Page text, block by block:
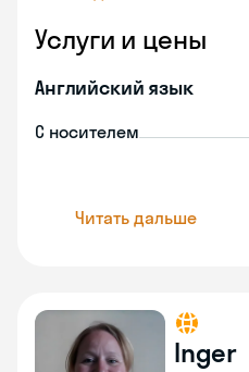
Услуги и цены
Английский язык
С носителем
Читать дальше
Inger